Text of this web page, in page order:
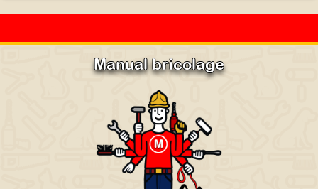
Manual bricolage